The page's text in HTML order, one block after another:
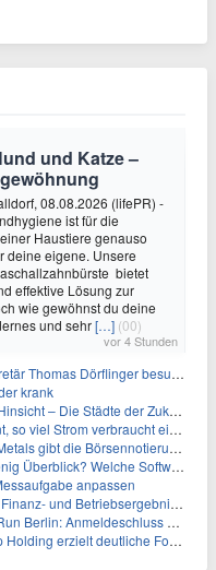
und Katze –
08.08.2026 (lifePR) -
ist für die
Haustiere genauso
deine eigene. Unsere
bietet
effektive Lösung zur
wie gewöhnst du deine
und sehr[…] (00)
vor 4 Stunden
besucht Handwerksbetrieb im Kammerbezirk Freiburg
krank
Die Städte der Zukunft sind grün-blau
verbraucht ein Aufzug im Gebäude
an der Frankfurter Wertpapierbörse bekannt
Software IT-Dienstleister wirklich brauchen
anpassen
zweite Quartal 2026 mit Goldproduktion und Barreserven in Rekordhöhe
Anmeldeschluss am 26. August
deutliche Fortschritte bei ihren AI-Projekten